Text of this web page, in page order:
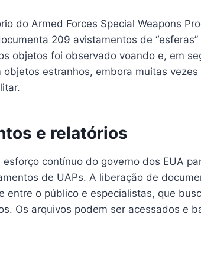
do Armed Forces Special Weapons
209 avistamentos de “esferas”
objetos foi observado voando e, em
estranhos, embora muitas vezes
e relatórios
contínuo do governo dos EUA
de UAPs. A liberação de
entre o público e especialistas, que
Os arquivos podem ser acessados e